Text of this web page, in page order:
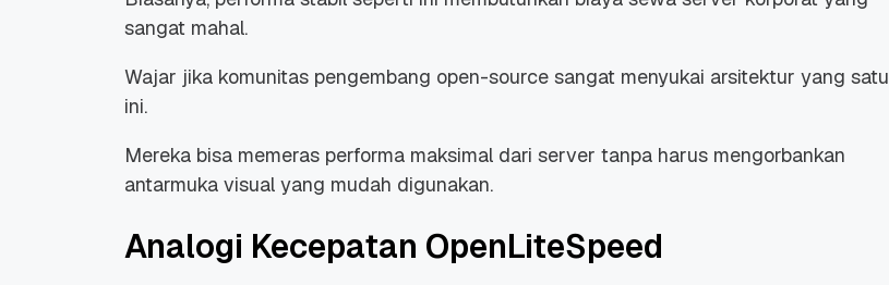
sangat mahal.
Wajar jika komunitas pengembang open-source sangat menyukai arsitektur yang satu
ini.
Mereka bisa memeras performa maksimal dari server tanpa harus mengorbankan
antarmuka visual yang mudah digunakan.
Analogi Kecepatan OpenLiteSpeed